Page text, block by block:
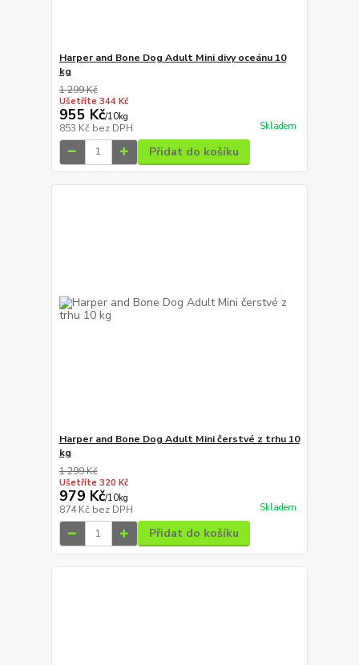
Harper and Bone Dog Adult Mini divy oceánu 10
kg
1 299 Kč
Ušetříte 344 Kč
955 Kč/10kg
853 Kč bez DPH Skladem
Přidat do košíku
Harper and Bone Dog Adult Mini čerstvé z trhu 10
kg
1 299 Kč
Ušetříte 320 Kč
979 Kč/10kg
874 Kč bez DPH Skladem
Přidat do košíku